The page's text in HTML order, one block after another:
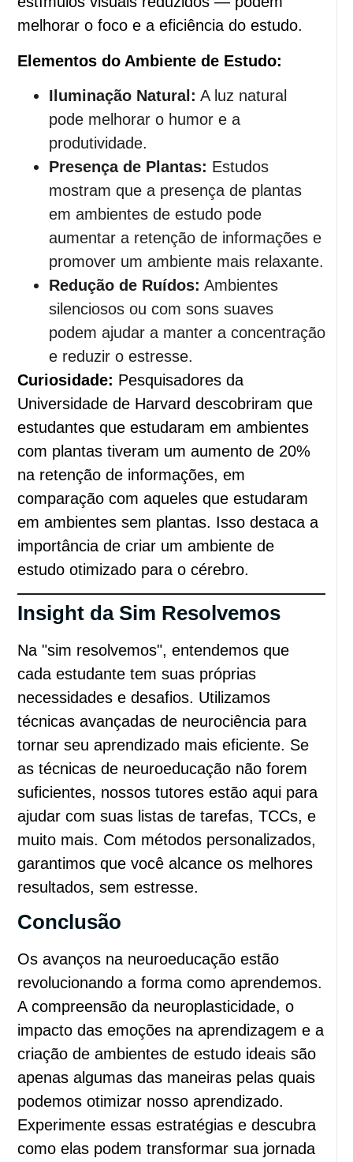
melhorar o foco e a eficiência do estudo.
Elementos do Ambiente de Estudo:
Iluminação Natural: A luz natural
pode melhorar o humor e a
produtividade.
Presença de Plantas: Estudos
mostram que a presença de plantas
em ambientes de estudo pode
aumentar a retenção de informações e
promover um ambiente mais relaxante.
Redução de Ruídos: Ambientes
silenciosos ou com sons suaves
podem ajudar a manter a concentração
e reduzir o estresse.
Curiosidade: Pesquisadores da
Universidade de Harvard descobriram que
estudantes que estudaram em ambientes
com plantas tiveram um aumento de 20%
na retenção de informações, em
comparação com aqueles que estudaram
em ambientes sem plantas. Isso destaca a
importância de criar um ambiente de
estudo otimizado para o cérebro.
Insight da Sim Resolvemos
Na "sim resolvemos", entendemos que
cada estudante tem suas próprias
necessidades e desafios. Utilizamos
técnicas avançadas de neurociência para
tornar seu aprendizado mais eficiente. Se
as técnicas de neuroeducação não forem
suficientes, nossos tutores estão aqui para
ajudar com suas listas de tarefas, TCCs, e
muito mais. Com métodos personalizados,
garantimos que você alcance os melhores
resultados, sem estresse.
Conclusão
Os avanços na neuroeducação estão
revolucionando a forma como aprendemos.
A compreensão da neuroplasticidade, o
impacto das emoções na aprendizagem e a
criação de ambientes de estudo ideais são
apenas algumas das maneiras pelas quais
podemos otimizar nosso aprendizado.
Experimente essas estratégias e descubra
como elas podem transformar sua jornada